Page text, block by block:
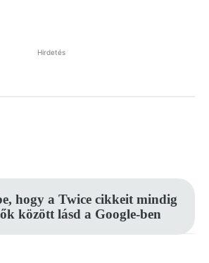
Hirdetés
hogy a Twice cikkeit mindig
között lásd a Google-ben